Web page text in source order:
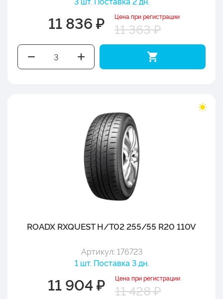
11 836 ₽ Цена при регистрации
11 363 ₽
ROADX RXQUEST H/T02 255/55 R20 110V
Артикул: 176723
1 шт. Поставка 3 дн.
11 904 ₽ Цена при регистрации
11 428 ₽